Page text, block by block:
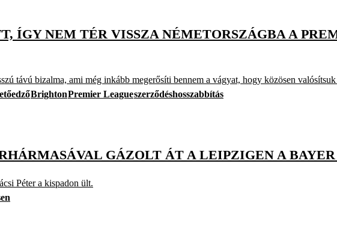
ÍGY NEM TÉR VISSZA NÉMETORSZÁGBA A
távú bizalma, ami még inkább megerősíti bennem a vágyat, hogy közösen
BrightonPremier Leagueszerződéshosszabbítás
GÁZOLT ÁT A LEIPZIGEN A
Péter a kispadon ült.